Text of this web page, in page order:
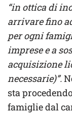
“in ottica di
arrivare fino
per ogni
imprese e a
acquisizione
necessarie)”.
sta
famiglie dal